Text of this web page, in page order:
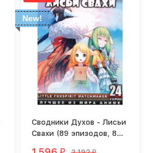
New!
Сводники Духов - Лисьи
Свахи (89 эпизодов, 8